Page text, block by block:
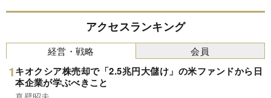
アクセスランキング
経営・戦略
キオクシア株売却で「2.5兆円大儲け」の米ファンドから日
本企業が学ぶべきこと
会員